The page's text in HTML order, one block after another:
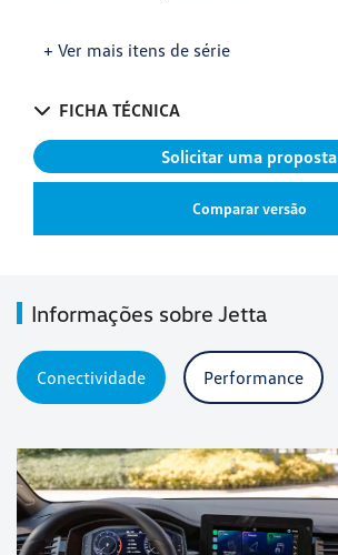
+ Ver mais itens de série
FICHA TÉCNICA
Solicitar uma proposta
Comparar versão
Informações sobre Jetta
Conectividade Performance